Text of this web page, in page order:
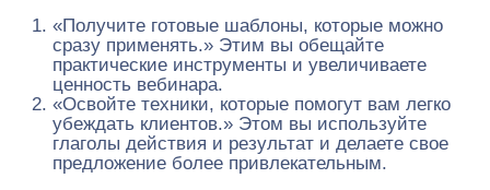
«Получите готовые шаблоны, которые можно
сразу применять.» Этим вы обещайте
практические инструменты и увеличиваете
ценность вебинара.
«Освойте техники, которые помогут вам легко
убеждать клиентов.» Этом вы используйте
глаголы действия и результат и делаете свое
предложение более привлекательным.